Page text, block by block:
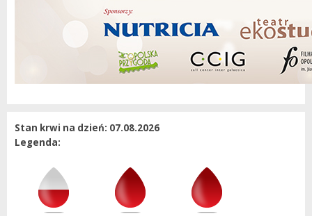
Stan krwi na dzień: 07.08.2026
Legenda: